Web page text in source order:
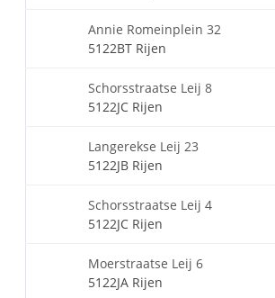
Annie Romeinplein 32
5122BT Rijen
Schorsstraatse Leij 8
5122JC Rijen
Langerekse Leij 23
5122JB Rijen
Schorsstraatse Leij 4
5122JC Rijen
Moerstraatse Leij 6
5122JA Rijen